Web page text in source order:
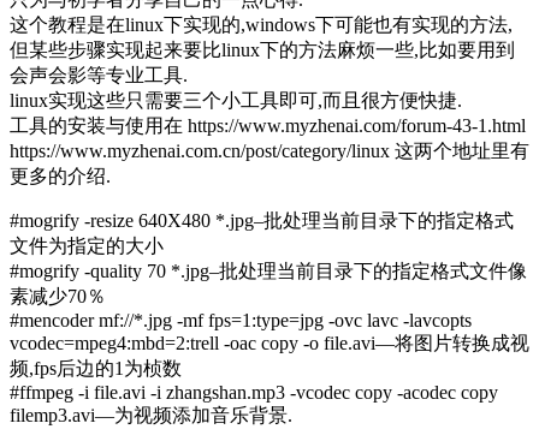
这个教程是在linux下实现的,windows下可能也有实现的方法,
但某些步骤实现起来要比linux下的方法麻烦一些,比如要用到
会声会影等专业工具.
linux实现这些只需要三个小工具即可,而且很方便快捷.
工具的安装与使用在 https://www.myzhenai.com/forum-43-1.html
https://www.myzhenai.com.cn/post/category/linux 这两个地址里有
更多的介绍.
#mogrify -resize 640X480 *.jpg–批处理当前目录下的指定格式
文件为指定的大小
#mogrify -quality 70 *.jpg–批处理当前目录下的指定格式文件像
素减少70％
#mencoder mf://*.jpg -mf fps=1:type=jpg -ovc lavc -lavcopts
vcodec=mpeg4:mbd=2:trell -oac copy -o file.avi—将图片转换成视
频,fps后边的1为桢数
#ffmpeg -i file.avi -i zhangshan.mp3 -vcodec copy -acodec copy
filemp3.avi—为视频添加音乐背景.